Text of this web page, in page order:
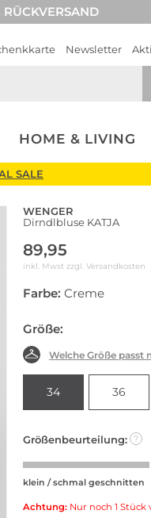
RÜCKVERSAND
Newsletter
HOME & LIVING
SALE
WENGER
Dirndlbluse KATJA
89,95
inkl. Mwst zzgl. Versandkosten
Farbe: Creme
Größe:
Welche Größe passt
34 36
Größenbeurteilung: ?
klein / schmal geschnitten
Achtung: Nur noch 1 Stück